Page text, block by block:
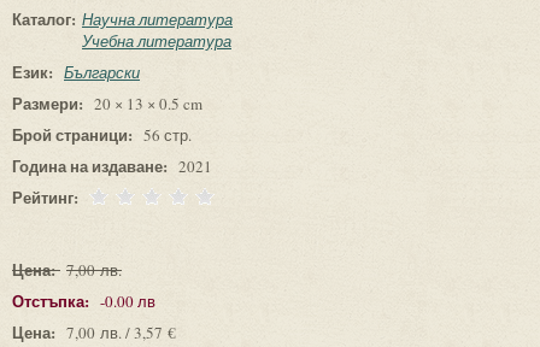
Каталог: Научна литература
Учебна литература
Език: Български
Размери: 20 × 13 × 0.5 cm
Брой страници: 56 стр.
Година на издаване: 2021
Рейтинг:
Цена: 7,00 лв.
Отстъпка: -0.00 лв
Цена: 7,00 лв. / 3,57 €